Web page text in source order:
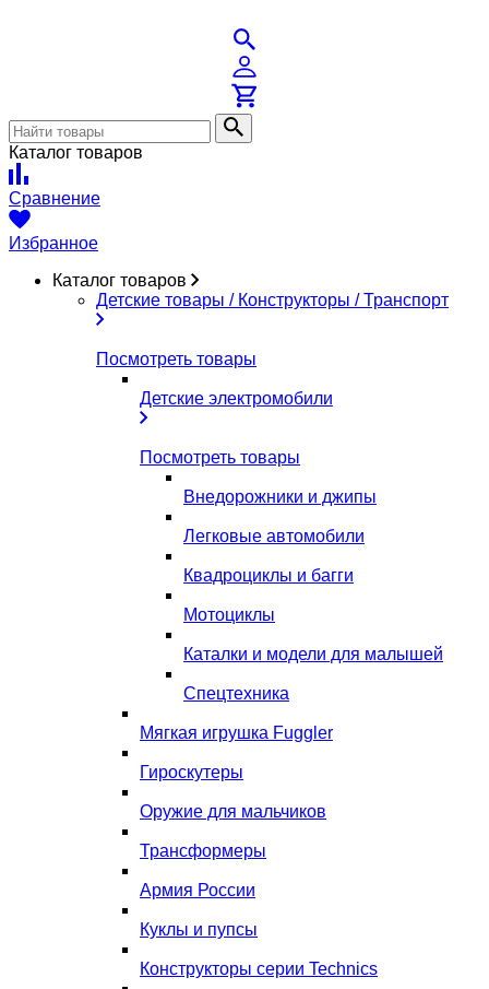
Каталог товаров
Сравнение
Избранное
Каталог товаров
Детские товары / Конструкторы / Транспорт
Посмотреть товары
Детские электромобили
Посмотреть товары
Внедорожники и джипы
Легковые автомобили
Квадроциклы и багги
Мотоциклы
Каталки и модели для малышей
Спецтехника
Мягкая игрушка Fuggler
Гироскутеры
Оружие для мальчиков
Трансформеры
Армия России
Куклы и пупсы
Конструкторы серии Technics